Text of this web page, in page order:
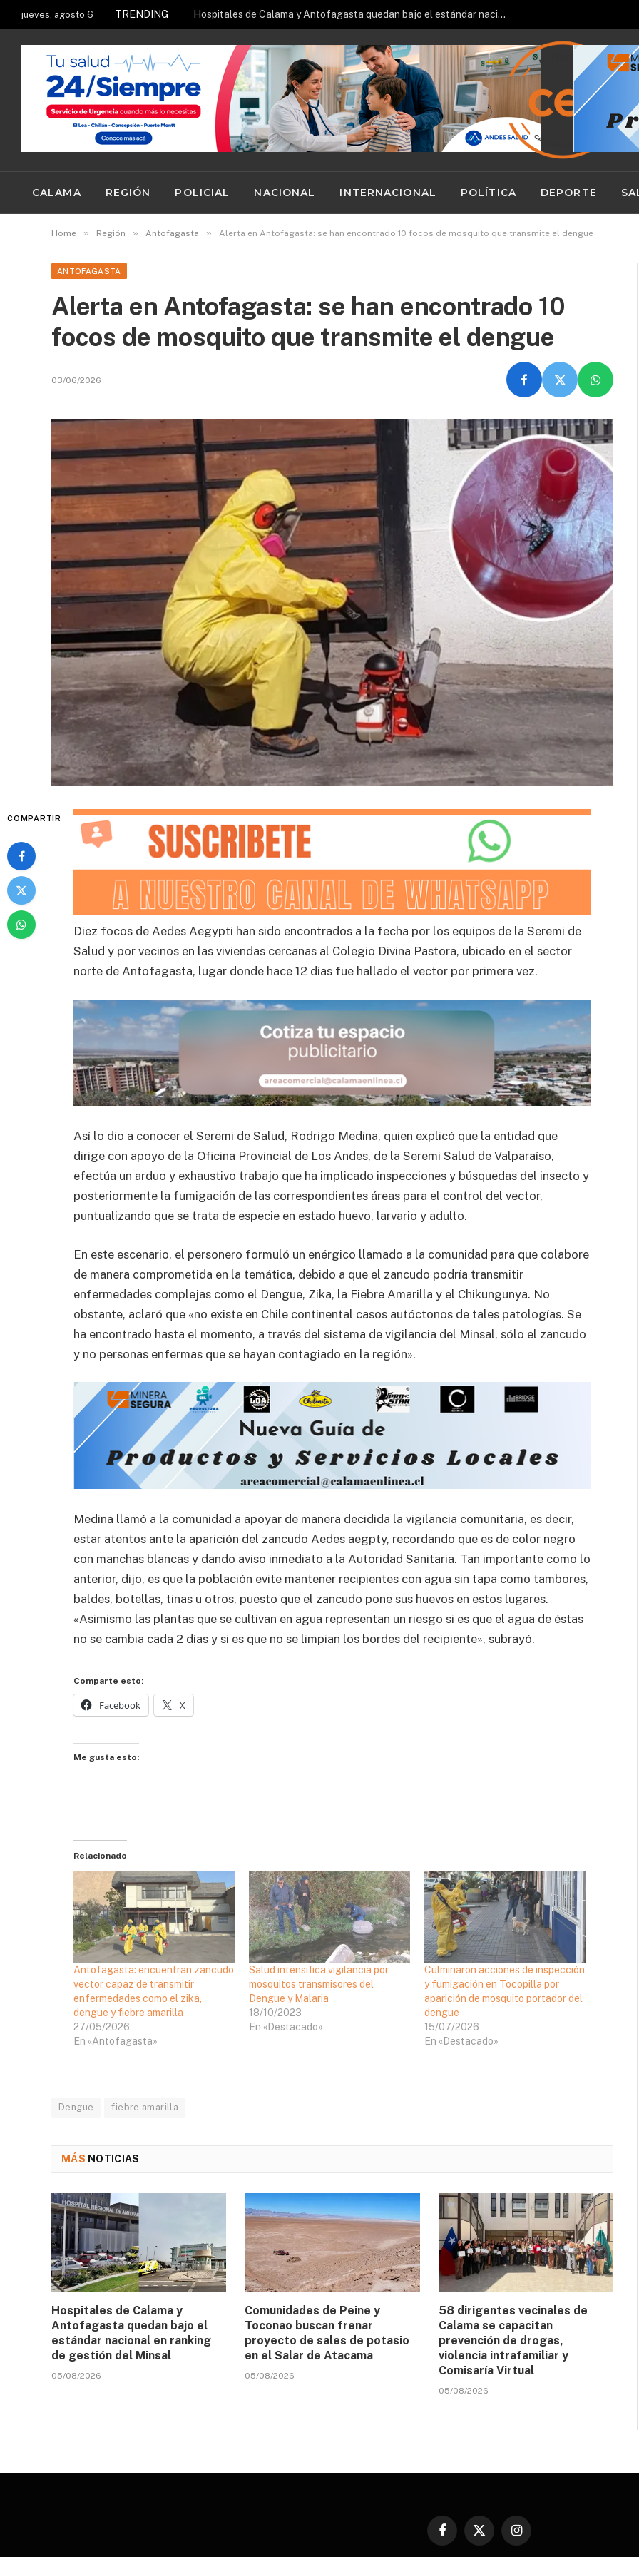
jueves, agosto 6 TRENDING Hospitales de Calama y Antofagasta quedan bajo el estándar nacional en ranking de gestión del Minsal
CALAMA REGIÓN POLICIAL NACIONAL INTERNACIONAL POLÍTICA DEPORTE
Home » Región » Antofagasta » Alerta en Antofagasta: se han encontrado 10 focos de mosquito que transmite el dengue
ANTOFAGASTA
Alerta en Antofagasta: se han encontrado 10
focos de mosquito que transmite el dengue
03/06/2026
COMPARTIR
Diez focos de Aedes Aegypti han sido encontrados a la fecha por los equipos de la Seremi de
Salud y por vecinos en las viviendas cercanas al Colegio Divina Pastora, ubicado en el sector
norte de Antofagasta, lugar donde hace 12 días fue hallado el vector por primera vez.
Así lo dio a conocer el Seremi de Salud, Rodrigo Medina, quien explicó que la entidad que
dirige con apoyo de la Oficina Provincial de Los Andes, de la Seremi Salud de Valparaíso,
efectúa un arduo y exhaustivo trabajo que ha implicado inspecciones y búsquedas del insecto y
posteriormente la fumigación de las correspondientes áreas para el control del vector,
puntualizando que se trata de especie en estado huevo, larvario y adulto.
En este escenario, el personero formuló un enérgico llamado a la comunidad para que colabore
de manera comprometida en la temática, debido a que el zancudo podría transmitir
enfermedades complejas como el Dengue, Zika, la Fiebre Amarilla y el Chikungunya. No
obstante, aclaró que «no existe en Chile continental casos autóctonos de tales patologías. Se
ha encontrado hasta el momento, a través del sistema de vigilancia del Minsal, sólo el zancudo
y no personas enfermas que se hayan contagiado en la región».
Medina llamó a la comunidad a apoyar de manera decidida la vigilancia comunitaria, es decir,
estar atentos ante la aparición del zancudo Aedes aegpty, recordando que es de color negro
con manchas blancas y dando aviso inmediato a la Autoridad Sanitaria. Tan importante como lo
anterior, dijo, es que la población evite mantener recipientes con agua sin tapa como tambores,
baldes, botellas, tinas u otros, puesto que el zancudo pone sus huevos en estos lugares.
«Asimismo las plantas que se cultivan en agua representan un riesgo si es que el agua de éstas
no se cambia cada 2 días y si es que no se limpian los bordes del recipiente», subrayó.
Comparte esto:
Facebook X
Me gusta esto:
Relacionado
Antofagasta: encuentran zancudo
vector capaz de transmitir
enfermedades como el zika,
dengue y fiebre amarilla
27/05/2026
En «Antofagasta»
Salud intensifica vigilancia por
mosquitos transmisores del
Dengue y Malaria
18/10/2023
En «Destacado»
Culminaron acciones de inspección
y fumigación en Tocopilla por
aparición de mosquito portador del
dengue
15/07/2026
En «Destacado»
Dengue fiebre amarilla
MÁS NOTICIAS
Hospitales de Calama y
Antofagasta quedan bajo el
estándar nacional en ranking
de gestión del Minsal
05/08/2026
Comunidades de Peine y
Toconao buscan frenar
proyecto de sales de potasio
en el Salar de Atacama
05/08/2026
58 dirigentes vecinales de
Calama se capacitan
prevención de drogas,
violencia intrafamiliar y
Comisaría Virtual
05/08/2026
Facebook
X
Instagram